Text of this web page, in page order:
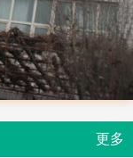
更多